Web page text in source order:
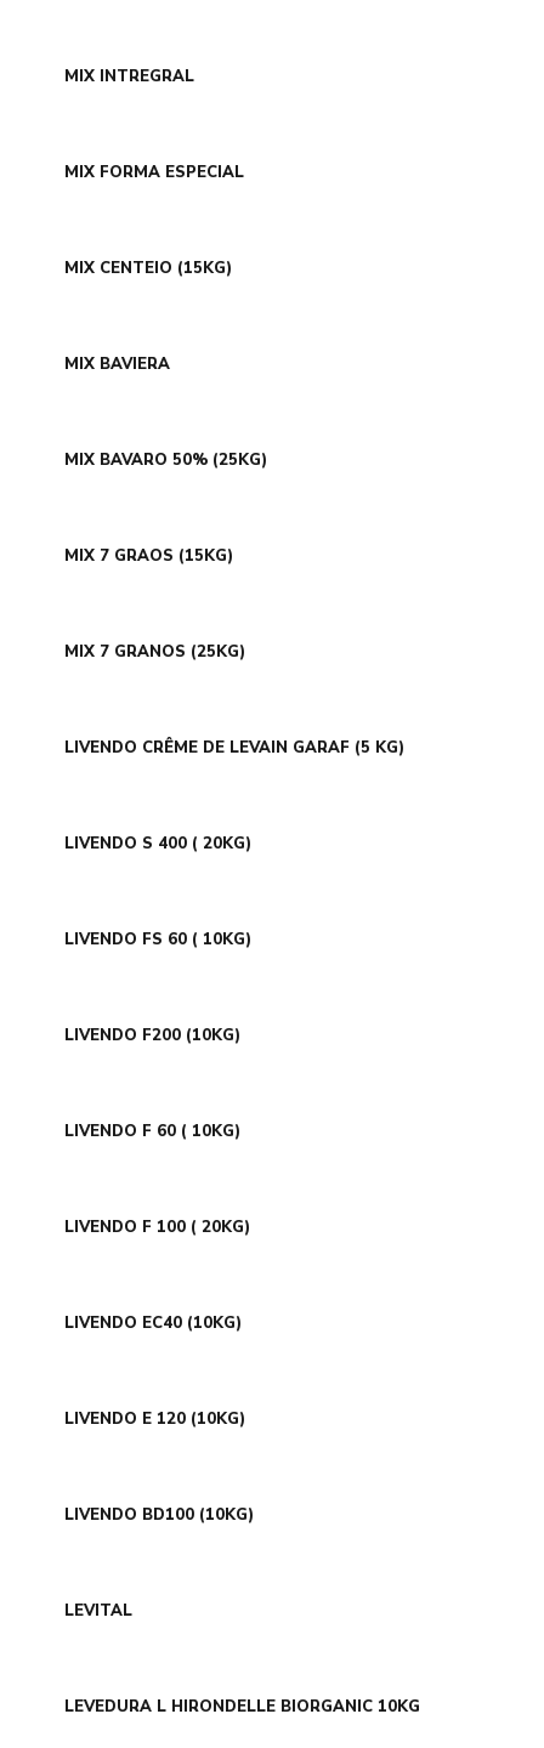
MIX INTREGRAL
MIX FORMA ESPECIAL
MIX CENTEIO (15KG)
MIX BAVIERA
MIX BAVARO 50% (25KG)
MIX 7 GRAOS (15KG)
MIX 7 GRANOS (25KG)
LIVENDO CRÊME DE LEVAIN GARAF (5 KG)
LIVENDO S 400 ( 20KG)
LIVENDO FS 60 ( 10KG)
LIVENDO F200 (10KG)
LIVENDO F 60 ( 10KG)
LIVENDO F 100 ( 20KG)
LIVENDO EC40 (10KG)
LIVENDO E 120 (10KG)
LIVENDO BD100 (10KG)
LEVITAL
LEVEDURA L HIRONDELLE BIORGANIC 10KG